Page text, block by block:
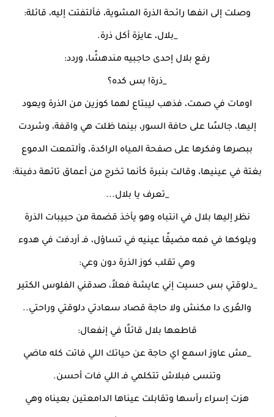
وصلت إلى انفها رائحة الذرة المشوية، فألتفتت إليه، قائلة:
_بلال، عايزة أكل ذرة.
رفع بلال إحدى حاجبيه مندهشًا، وردد:
_ذرة! بس كده؟
اومات في صمت، فذهب ليبتاع لهما كوزين من الذرة ويعود
إليها، جالسًا على حافة السور، بينما ظلت هي واقفة، وشردت
ببصرها وفكرها على صفحة المياه الراكدة، وألتمعت الدموع
بغتة في عينيها، وقالت بنبرة كأنما تخرج من أعماق تائهة دفينة:
_تعرف يا بلال...
نظر إليها بلال في انتباه وهو يأخذ قضمة من حبيبات الذرة
ويلوكها في فمه مضيقًا عينيه في تساؤل، فـ أردفت في هدوء
وهي تقلب كوز الذرة دون وعي:
_دلوقتي بس حسيت إني عايشة فعلاً، صدقني الفلوس الكتير
والعُرى دا مكنش ولا حاجة قصاد سعادتي دلوقتي وراحتي..
قاطعها بلال قائلًا في إنفعال:
_مش عاوز اسمع اي حاجة عن حياتك اللي فاتت كله ماضي
وتنسى فبلاش تتكلمي فـ اللي فات أحسن.
هزت إسراء رأسها وتقابلت عيناها الدامعتين بعيناه وهي